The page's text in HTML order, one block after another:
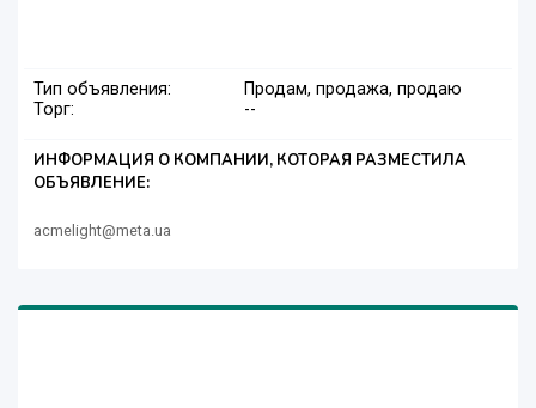
Тип объявления:
Продам, продажа, продаю
Торг:
--
ИНФОРМАЦИЯ О КОМПАНИИ, КОТОРАЯ РАЗМЕСТИЛА
ОБЪЯВЛЕНИЕ:
acmelight@meta.ua